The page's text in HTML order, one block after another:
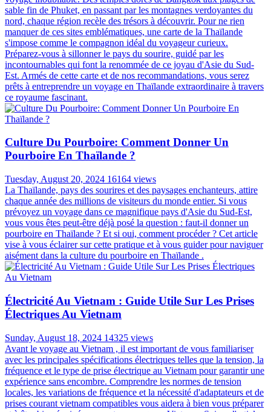
sable fin de Phuket, en passant par les montagnes verdoyantes du
nord, chaque région recèle des trésors à découvrir. Pour ne rien
manquer de ces sites emblématiques, une carte de la Thaïlande
s'impose comme le compagnon idéal du voyageur curieux.
Préparez-vous à sillonner le pays du sourire, guidé par les
incontournables qui font la renommée de ce joyau d'Asie du Sud-
Est. Armés de cette carte et de nos recommandations, vous serez
prêts à entreprendre un voyage en Thaïlande extraordinaire à travers
ce royaume fascinant.
Culture Du Pourboire: Comment Donner Un
Pourboire En Thaïlande ?
Tuesday, August 20, 2024 16164 views
La Thaïlande, pays des sourires et des paysages enchanteurs, attire
chaque année des millions de visiteurs du monde entier. Si vous
prévoyez un voyage dans ce magnifique pays d'Asie du Sud-Est,
vous vous êtes peut-être déjà posé la question : faut-il donner un
pourboire en Thaïlande ? Et si oui, comment procéder ? Cet article
vise à vous éclairer sur cette pratique et à vous guider pour naviguer
aisément dans la culture du pourboire en Thaïlande .
Électricité Au Vietnam : Guide Utile Sur Les Prises
Électriques Au Vietnam
Sunday, August 18, 2024 14325 views
Avant le voyage au Vietnam , il est important de vous familiariser
avec les principales spécifications électriques telles que la tension, la
fréquence et le type de prise électrique au Vietnam pour garantir une
expérience sans encombre. Comprendre les normes de tension
locales, les variations de fréquence et la nécessité d'adaptateurs et de
prises courant vietnam compatibles vous aidera à bien vous préparer